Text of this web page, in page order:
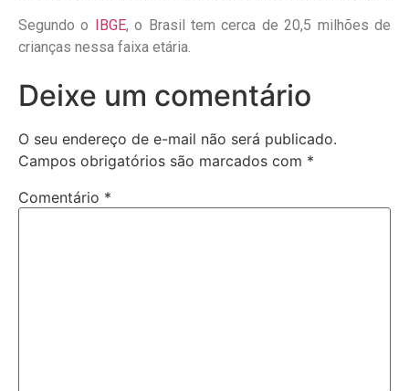
Segundo o IBGE, o Brasil tem cerca de 20,5 milhões de
crianças nessa faixa etária.
Deixe um comentário
O seu endereço de e-mail não será publicado.
Campos obrigatórios são marcados com *
Comentário *